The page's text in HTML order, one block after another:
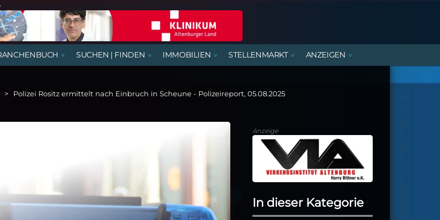
VORTRÄGE
SUCHEN | FINDEN IMMOBILIEN STELLENMARKT
PRAKTIKANTENBÖRSE
ANZEIGEN
Polizei Rositz ermittelt nach Einbruch in Scheune - Polizeireport, 05.08.2025
Anzeige
In dieser Kategorie